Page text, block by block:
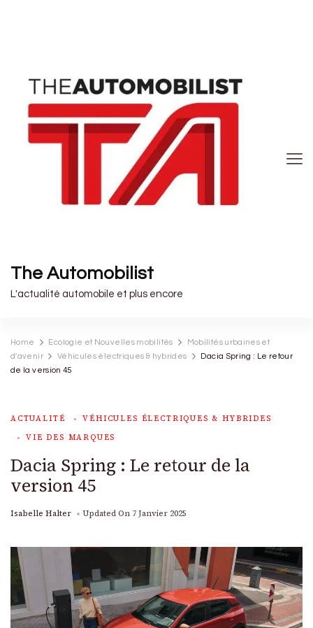
The Automobilist
L'actualité automobile et plus encore
Home Ecologie et Nouvelles mobilités
Mobilités urbaines et
d'avenir
Véhicules électriques & hybrides
Dacia Spring : Le retour
de la version 45
ACTUALITÉ
VÉHICULES ÉLECTRIQUES & HYBRIDES
VIE DES MARQUES
Dacia Spring : Le retour de la
version 45
Isabelle Halter Updated On 7 Janvier 2025